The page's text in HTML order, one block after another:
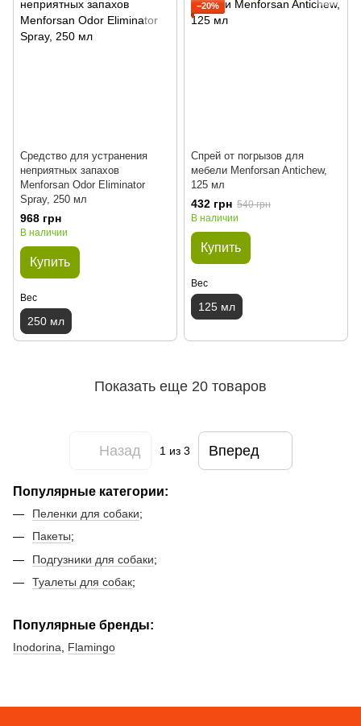
Популярные категории:
Пеленки для собаки;
Пакеты;
Подгузники для собаки;
Туалеты для собак;
Популярные бренды:
Inodorina Flamingo
Средство для устранения
неприятных запахов
Menforsan Odor Eliminator
Spray, 250 мл
968 грн
В наличии
Купить
Вес
250 мл
−20%
Спрей от погрызов для
мебели Menforsan Antichew,
125 мл
432 грн 540 грн
В наличии
Купить
Вес
125 мл
Показать еще 20 товаров
Назад 1 из 3 Вперед